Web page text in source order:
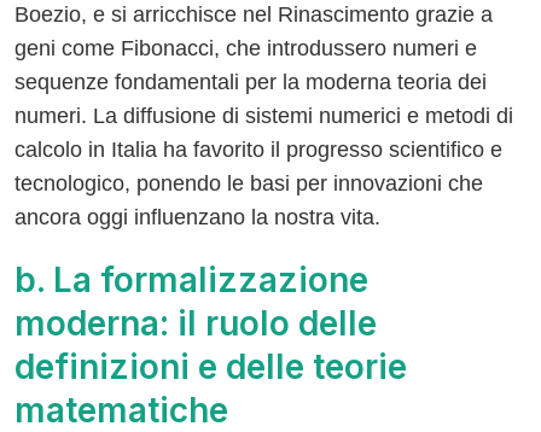
Boezio, e si arricchisce nel Rinascimento grazie a
geni come Fibonacci, che introdussero numeri e
sequenze fondamentali per la moderna teoria dei
numeri. La diffusione di sistemi numerici e metodi di
calcolo in Italia ha favorito il progresso scientifico e
tecnologico, ponendo le basi per innovazioni che
ancora oggi influenzano la nostra vita.
b. La formalizzazione
moderna: il ruolo delle
definizioni e delle teorie
matematiche